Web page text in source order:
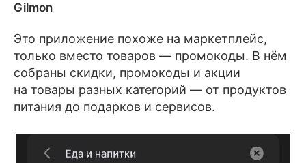
Gilmon
Это приложение похоже на маркетплейс,
только вместо товаров — промокоды. В нём
собраны скидки, промокоды и акции
на товары разных категорий — от продуктов
питания до подарков и сервисов.